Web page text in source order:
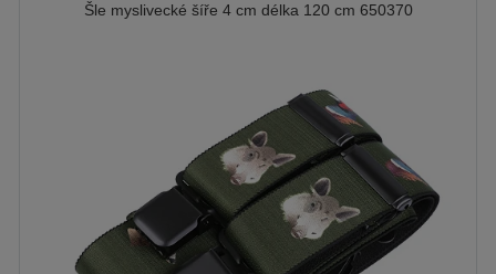
Šle myslivecké šíře 4 cm délka 120 cm 650370